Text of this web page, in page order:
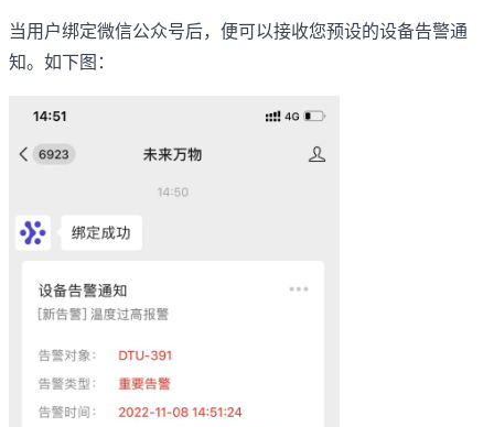
当用户绑定微信公众号后，便可以接收您预设的设备告警通
知。如下图：